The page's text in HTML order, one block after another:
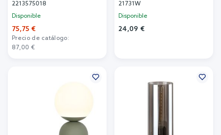
2213575018
Disponible
75,75 €
Precio de catálogo:
87,00 €
21731W
Disponible
24,09 €